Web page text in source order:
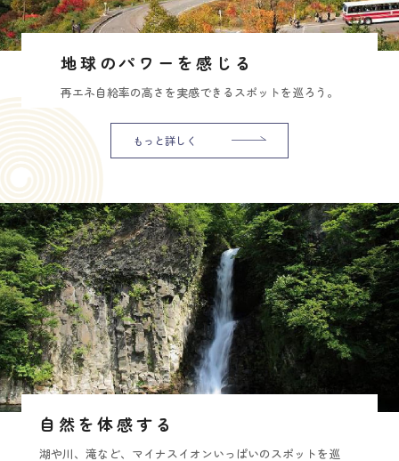
地球のパワーを感じる
再エネ自給率の高さを実感できるスポットを巡ろう。
もっと詳しく
自然を体感する
湖や川、滝など、マイナスイオンいっぱいのスポットを巡